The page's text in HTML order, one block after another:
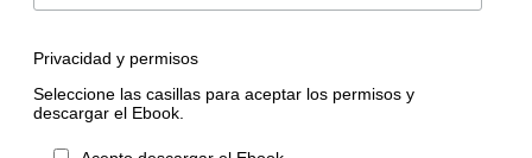
Privacidad y permisos
Seleccione las casillas para aceptar los permisos y
descargar el Ebook.